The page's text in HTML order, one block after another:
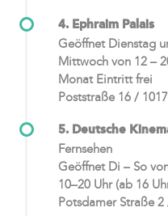
4. Ephraim Palais
Geöffnet Dienstag
Mittwoch von 12 –
Monat Eintritt frei
Poststraße 16 /
5. Deutsche
Fernsehen
Geöffnet Di – So
10–20 Uhr (ab 16
Potsdamer Straße